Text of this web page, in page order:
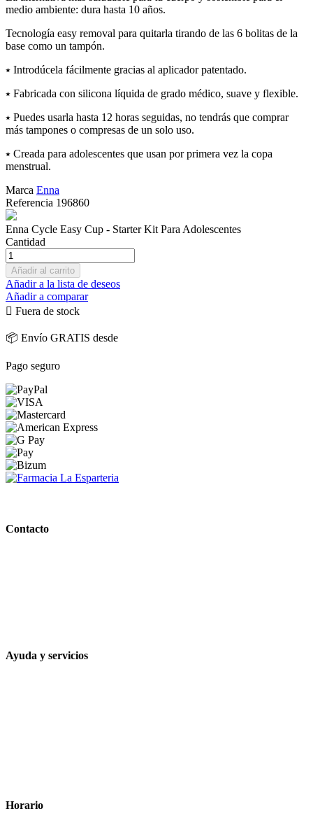
medio ambiente: dura hasta 10 años.
Tecnología easy removal para quitarla tirando de las 6 bolitas de la
base como un tampón.
⭑ Introdúcela fácilmente gracias al aplicador patentado.
⭑ Fabricada con silicona líquida de grado médico, suave y flexible.
⭑ Puedes usarla hasta 12 horas seguidas, no tendrás que comprar
más tampones o compresas de un solo uso.
⭑ Creada para adolescentes que usan por primera vez la copa
menstrual.
Marca Enna
Referencia 196860
Enna Cycle Easy Cup - Starter Kit Para Adolescentes
Cantidad
Añadir al carrito
Añadir a la lista de deseos
Añadir a comparar
 Fuera de stock
📦 Envío GRATIS desde
Pago seguro
Contacto
Ayuda y servicios
Horario